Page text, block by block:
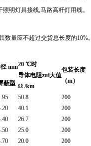
明灯具接线,马路高杆灯用线。
量应不超过交货总长度的10%。
mm20 ℃时
导体电阻zui大值
Ω /km
包装长度
（m）
蔽型
50.8
200
40.1
200
26.7
200
25.0
200
20.0
200